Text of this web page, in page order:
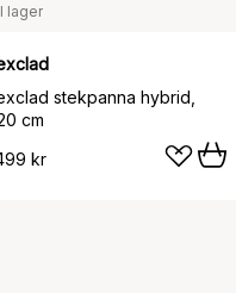
I lager
stekpanna hybrid,
cm
kr